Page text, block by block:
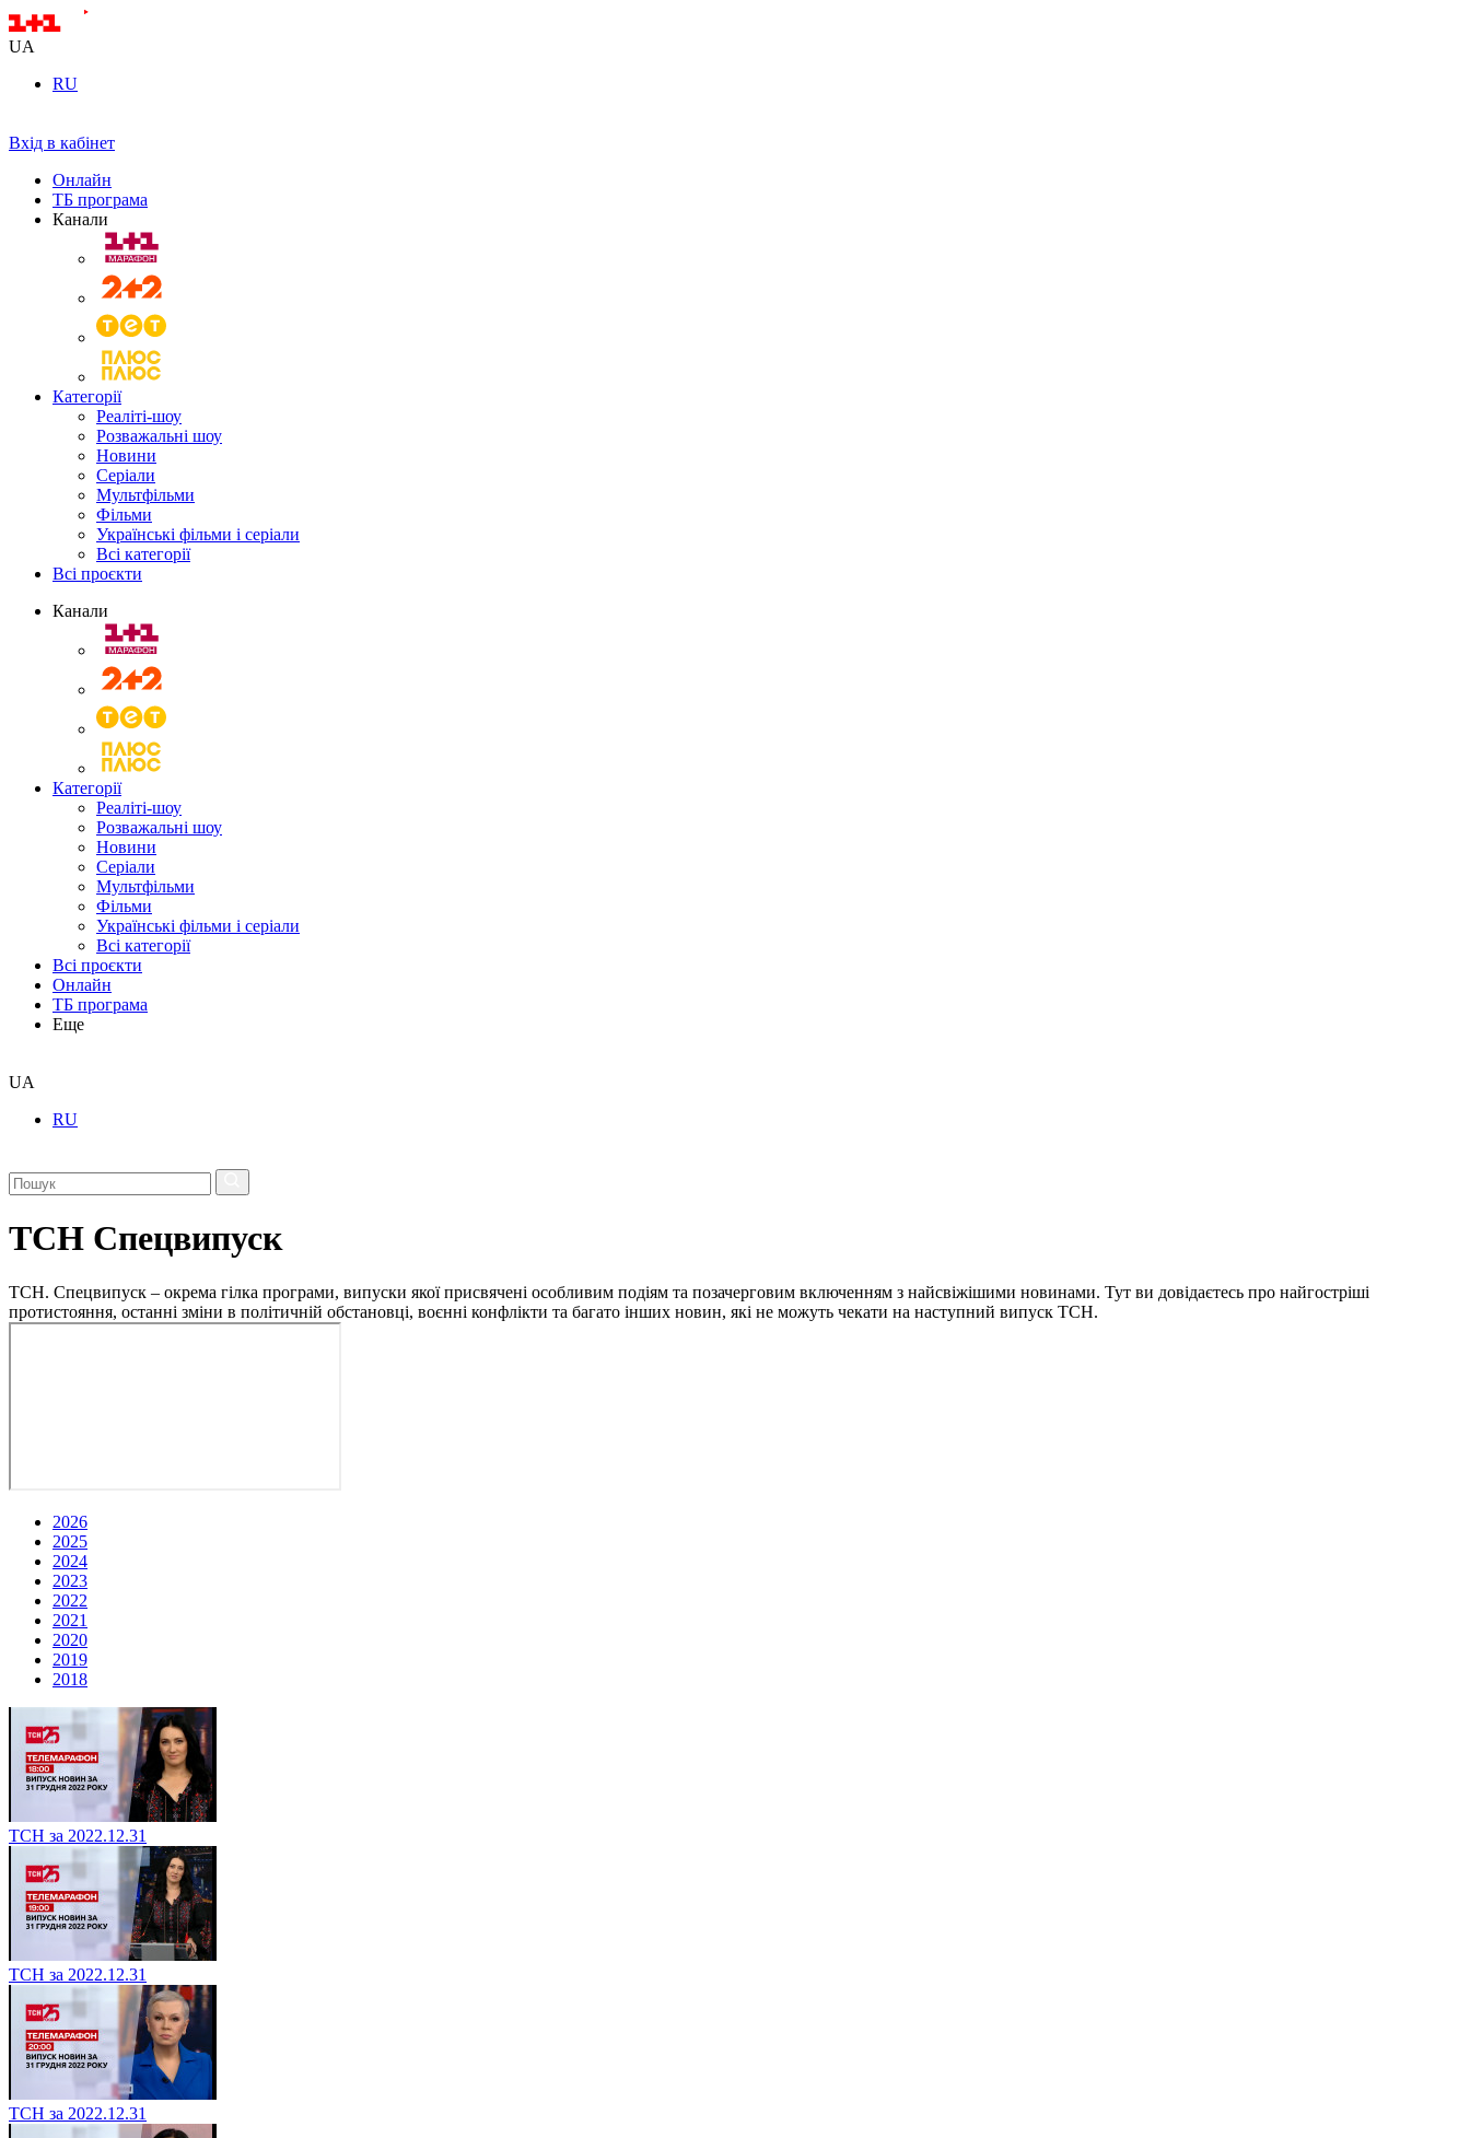
UA
RU
Вхід в кабінет
Онлайн
ТБ програма
Канали
Категорії
Реаліті-шоу
Розважальні шоу
Новини
Серіали
Мультфільми
Фільми
Українські фільми і серіали
Всі категорії
Всі проєкти
Канали
Категорії
Реаліті-шоу
Розважальні шоу
Новини
Серіали
Мультфільми
Фільми
Українські фільми і серіали
Всі категорії
Всі проєкти
Онлайн
ТБ програма
Еще
UA
RU
ТСН Спецвипуск
ТСН. Спецвипуск – окрема гілка програми, випуски якої присвячені особливим подіям та позачерговим включенням з найсвіжішими новинами. Тут ви довідаєтесь про найгостріші
протистояння, останні зміни в політичній обстановці, воєнні конфлікти та багато інших новин, які не можуть чекати на наступний випуск ТСН.
2026
2025
2024
2023
2022
2021
2020
2019
2018
ТСН за 2022.12.31
ТСН за 2022.12.31
ТСН за 2022.12.31